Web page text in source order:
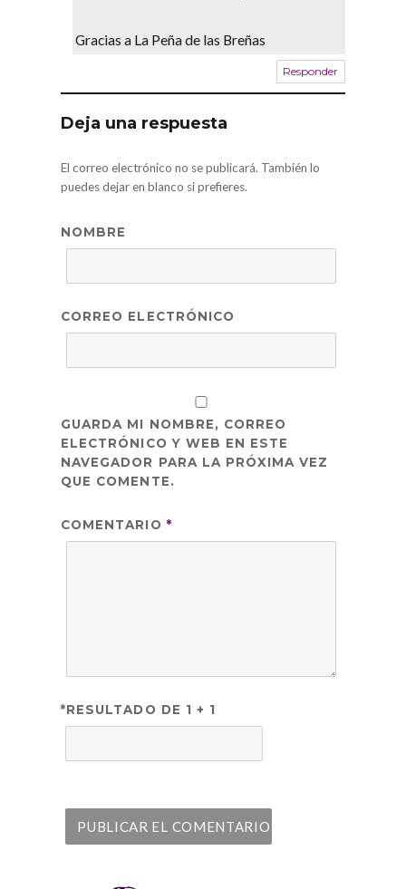
Gracias a La Peña de las Breñas
Responder
Deja una respuesta
El correo electrónico no se publicará. También lo
puedes dejar en blanco si prefieres.
NOMBRE
CORREO ELECTRÓNICO
GUARDA MI NOMBRE, CORREO
ELECTRÓNICO Y WEB EN ESTE
NAVEGADOR PARA LA PRÓXIMA VEZ
QUE COMENTE.
COMENTARIO *
*RESULTADO DE 1 + 1